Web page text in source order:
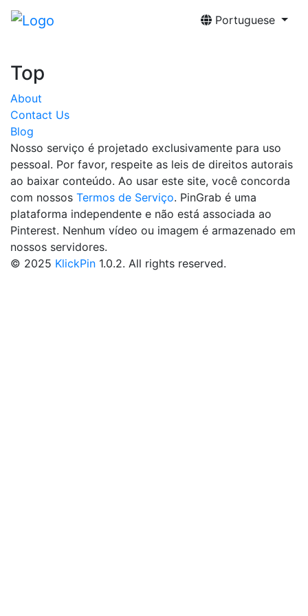
Portuguese
Top
About
Contact Us
Blog
Nosso serviço é projetado exclusivamente para uso
pessoal. Por favor, respeite as leis de direitos autorais
ao baixar conteúdo. Ao usar este site, você concorda
com nossos Termos de Serviço. PinGrab é uma
plataforma independente e não está associada ao
Pinterest. Nenhum vídeo ou imagem é armazenado em
nossos servidores.
© 2025 KlickPin 1.0.2. All rights reserved.